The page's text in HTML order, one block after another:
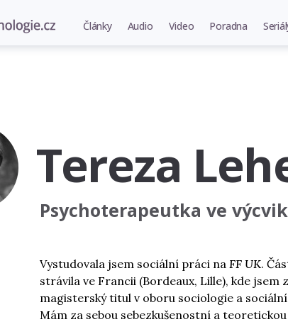
Články Audio Video Poradna
Tereza
Psychoterapeutka ve
Vystudovala jsem sociální práci na FF UK.
strávila ve Francii (Bordeaux, Lille), kde jsem
magisterský titul v oboru sociologie a
Mám za sebou sebezkušenostní a